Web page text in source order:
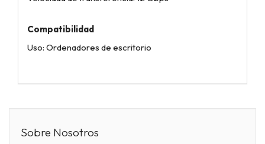
Compatibilidad
Uso: Ordenadores de escritorio
Sobre Nosotros